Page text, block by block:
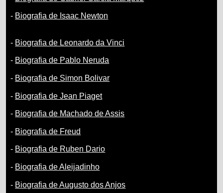
- Biografia de Isaac Newton
- Biografia de Leonardo da Vinci
- Biografia de Pablo Neruda
- Biografia de Simon Bolivar
- Biografia de Jean Piaget
- Biografia de Machado de Assis
- Biografia de Freud
- Biografia de Ruben Dario
- Biografia de Aleijadinho
- Biografia de Augusto dos Anjos